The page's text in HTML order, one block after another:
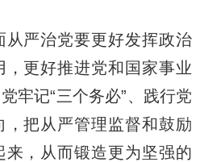
严治党要更好发挥政治
，更好推进党和国家事业
牢记“三个务必”、践行党
，把从严管理监督和鼓励
，从而锻造更为坚强的